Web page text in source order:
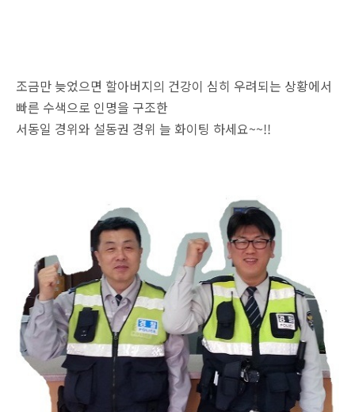
조금만 늦었으면 할아버지의 건강이 심히 우려되는 상황에서
빠른 수색으로 인명을 구조한
서동일 경위와 설동권 경위 늘 화이팅 하세요~~!!